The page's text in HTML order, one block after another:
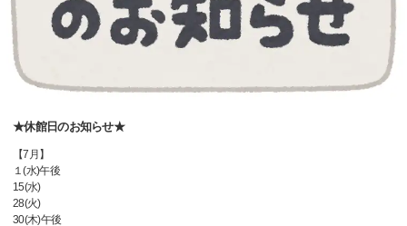
★休館日のお知らせ★
【7月】
１(水)午後
15(水)
28(火)
30(木)午後